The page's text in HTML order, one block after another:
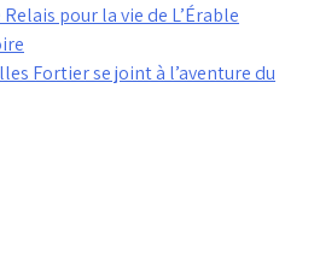
pour la vie de L’Érable
Fortier se joint à l’aventure du